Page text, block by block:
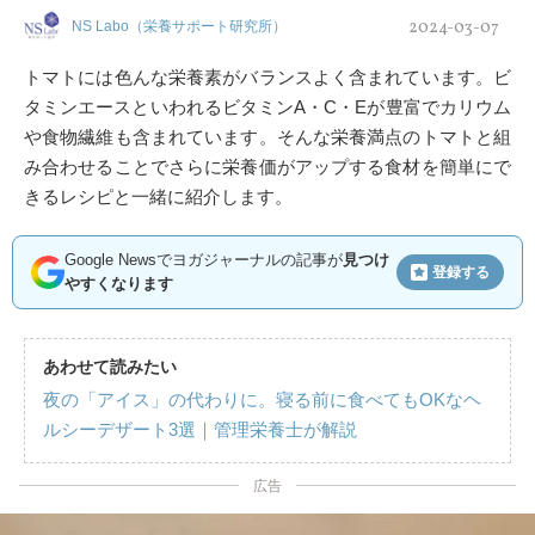
NS Labo（栄養サポート研究所） 2024-03-07
トマトには色んな栄養素がバランスよく含まれています。ビ
タミンエースといわれるビタミンA・C・Eが豊富でカリウム
や食物繊維も含まれています。そんな栄養満点のトマトと組
み合わせることでさらに栄養価がアップする食材を簡単にで
きるレシピと一緒に紹介します。
Google Newsでヨガジャーナルの記事が見つけ
やすくなります
登録する
あわせて読みたい
夜の「アイス」の代わりに。寝る前に食べてもOKなヘ
ルシーデザート3選｜管理栄養士が解説
広告